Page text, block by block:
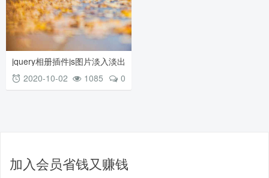
jquery相册插件js图片淡入淡出
2020-10-02 0
1085
加入会员省钱又赚钱